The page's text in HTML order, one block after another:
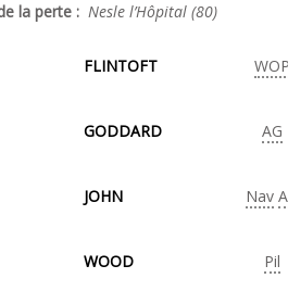
la perte : Nesle l’Hôpital (80)
FLINTOFT WOP
GODDARD AG
JOHN Nav
WOOD Pil